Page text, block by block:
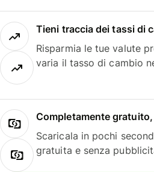
Tieni traccia dei tassi di
Risparmia le tue valute
varia il tasso di cambio
Completamente
Scaricala in pochi
gratuita e senza